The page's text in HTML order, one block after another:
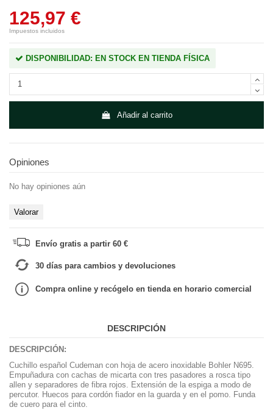
125,97 €
Impuestos incluidos
DISPONIBILIDAD: EN STOCK EN TIENDA FÍSICA
Añadir al carrito
Opiniones
No hay opiniones aún
Valorar
Envío gratis a partir 60 €
30 días para cambios y devoluciones
Compra online y recógelo en tienda en horario comercial
DESCRIPCIÓN
DESCRIPCIÓN:
Cuchillo español Cudeman con hoja de acero inoxidable Bohler N695.
Empuñadura con cachas de micarta con tres pasadores a rosca tipo
allen y separadores de fibra rojos. Extensión de la espiga a modo de
percutor. Huecos para cordón fiador en la guarda y en el pomo. Funda
de cuero para el cinto.